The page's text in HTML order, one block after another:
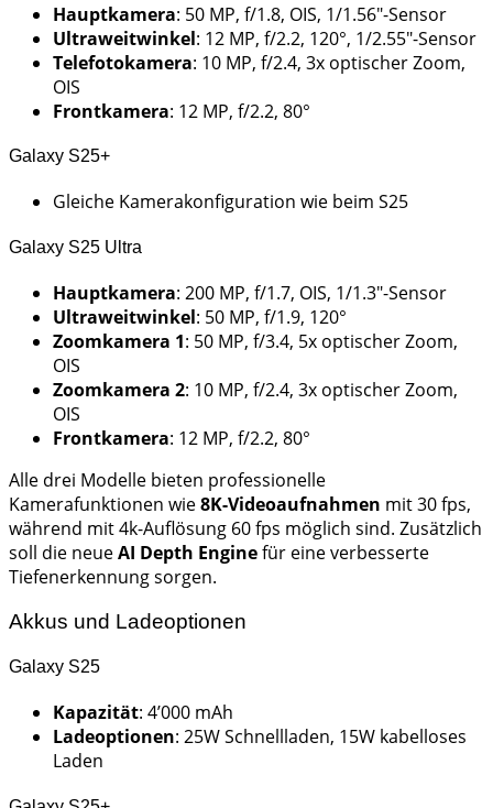
Hauptkamera: 50 MP, f/1.8, OIS, 1/1.56″-Sensor
Ultraweitwinkel: 12 MP, f/2.2, 120°, 1/2.55″-Sensor
Telefotokamera: 10 MP, f/2.4, 3x optischer Zoom,
OIS
Frontkamera: 12 MP, f/2.2, 80°
Galaxy S25+
Gleiche Kamerakonfiguration wie beim S25
Galaxy S25 Ultra
Hauptkamera: 200 MP, f/1.7, OIS, 1/1.3″-Sensor
Ultraweitwinkel: 50 MP, f/1.9, 120°
Zoomkamera 1: 50 MP, f/3.4, 5x optischer Zoom,
OIS
Zoomkamera 2: 10 MP, f/2.4, 3x optischer Zoom,
OIS
Frontkamera: 12 MP, f/2.2, 80°
Alle drei Modelle bieten professionelle
Kamerafunktionen wie8K-Videoaufnahmen mit 30 fps,
während mit 4k-Auflösung 60 fps möglich sind. Zusätzlich
soll die neueAI Depth Enginefür eine verbesserte
Tiefenerkennung sorgen.
Akkus und Ladeoptionen
Galaxy S25
Kapazität: 4’000 mAh
Ladeoptionen: 25W Schnellladen, 15W kabelloses
Laden